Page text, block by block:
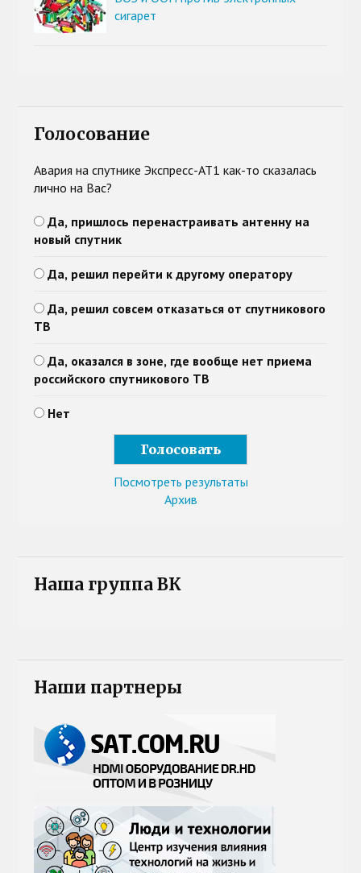
сигарет
Голосование
Авария на спутнике Экспресс-АТ1 как-то сказалась
лично на Вас?
Да, пришлось перенастраивать антенну на
новый спутник
Да, решил перейти к другому оператору
Да, решил совсем отказаться от спутникового
ТВ
Да, оказался в зоне, где вообще нет приема
российского спутникового ТВ
Нет
Посмотреть результаты
Архив
Наша группа ВК
Наши партнеры